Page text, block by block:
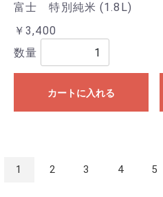
富士 特別純米 (1.8L)
￥3,400
数量
カートに入れる
1 2 3 4 5